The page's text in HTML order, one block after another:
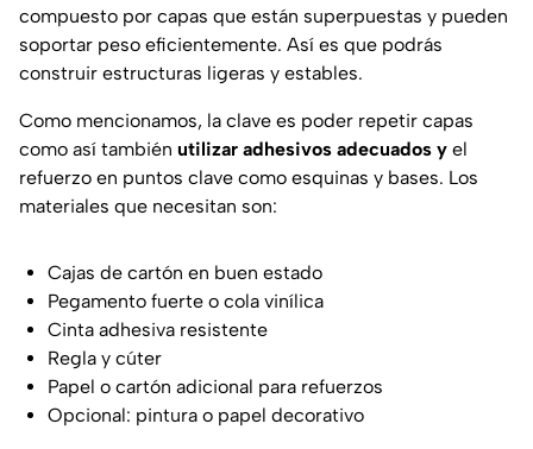
compuesto por capas que están superpuestas y pueden
soportar peso eficientemente. Así es que podrás
construir estructuras ligeras y estables.
Como mencionamos, la clave es poder repetir capas
como así también utilizar adhesivos adecuados y el
refuerzo en puntos clave como esquinas y bases. Los
materiales que necesitan son:
Cajas de cartón en buen estado
Pegamento fuerte o cola vinílica
Cinta adhesiva resistente
Regla y cúter
Papel o cartón adicional para refuerzos
Opcional: pintura o papel decorativo